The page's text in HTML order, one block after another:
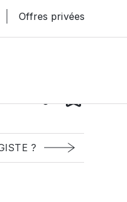
Offres privées
?